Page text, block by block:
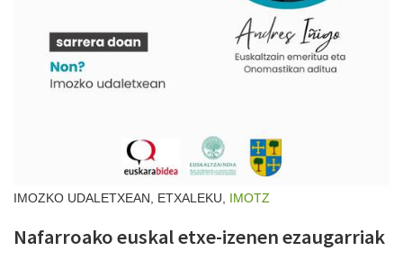
IMOZKO UDALETXEAN, ETXALEKU, IMOTZ
Nafarroako euskal etxe-izenen ezaugarriak